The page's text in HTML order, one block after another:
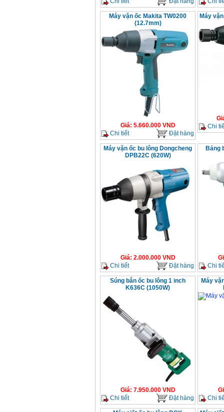
Máy vặn ốc Makita TW0200
(12.7mm)
Giá: 5.660.000VND
Chi tiết
Đặt hàng
Máy
Chi
Máy vặn ốc bu lông Dongcheng
DPB22C (620W)
Giá: 2.000.000VND
Chi tiết
Đặt hàng
Bảng
Chi
Súng bắn ốc bu lông 1 inch
K636C (1050W)
Giá: 7.950.000VND
Chi tiết
Đặt hàng
Máy
Chi